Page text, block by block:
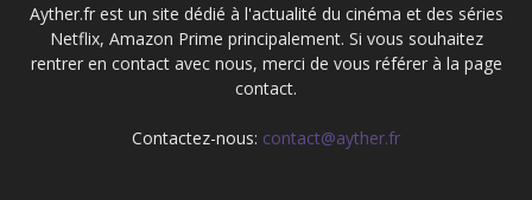
Ayther.fr est un site dédié à l'actualité du cinéma et des séries
Netflix, Amazon Prime principalement. Si vous souhaitez
rentrer en contact avec nous, merci de vous référer à la page
contact.
Contactez-nous: contact@ayther.fr